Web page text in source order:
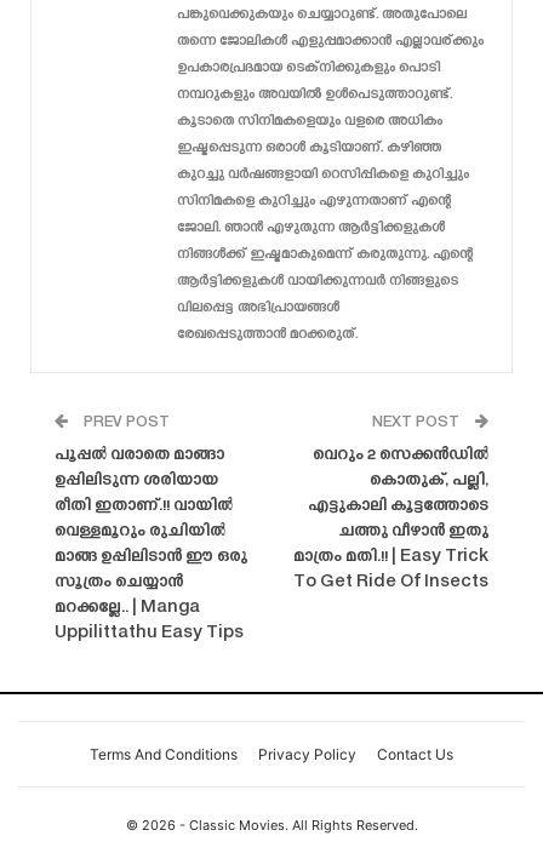
പങ്കുവെക്കുകയും ചെയ്യാറുണ്ട്. അതുപോലെ
തന്നെ ജോലികൾ എളുപ്പമാക്കാൻ എല്ലാവര്ക്കും
ഉപകാരപ്രദമായ ടെക്‌നിക്കുകളും പൊടി
നമ്പറുകളും അവയിൽ ഉൾപെടുത്താറുണ്ട്.
കൂടാതെ സിനിമകളെയും വളരെ അധികം
ഇഷ്ടപ്പെടുന്ന ഒരാൾ കൂടിയാണ്. കഴിഞ്ഞ
കുറച്ചു വർഷങ്ങളായി റെസിപ്പികളെ കുറിച്ചും
സിനിമകളെ കുറിച്ചും എഴുന്നതാണ് എന്റെ
ജോലി. ഞാൻ എഴുതുന്ന ആർട്ടിക്കളുകൾ
നിങ്ങൾക്ക് ഇഷ്ടമാകുമെന്ന് കരുതുന്നു. എന്റെ
ആർട്ടിക്കളുകൾ വായിക്കുന്നവർ നിങ്ങളുടെ
വിലപ്പെട്ട അഭിപ്രായങ്ങൾ
രേഖപ്പെടുത്താൻ മറക്കരുത്.
PREV POST
പൂപ്പൽ വരാതെ മാങ്ങാ
ഉപ്പിലിടുന്ന ശരിയായ
രീതി ഇതാണ്.!! വായിൽ
വെള്ളമൂറും രുചിയിൽ
മാങ്ങ ഉപ്പിലിടാൻ ഈ ഒരു
സൂത്രം ചെയ്യാൻ
മറക്കല്ലേ.. | Manga
Uppilittathu Easy Tips
NEXT POST
വെറും 2 സെക്കൻഡിൽ
കൊതുക്, പല്ലി,
എട്ടുകാലി കൂട്ടത്തോടെ
ചത്തു വീഴാൻ ഇതു
മാത്രം മതി.!! | Easy Trick
To Get Ride Of Insects
Terms And Conditions Privacy Policy Contact Us
© 2026 - Classic Movies. All Rights Reserved.